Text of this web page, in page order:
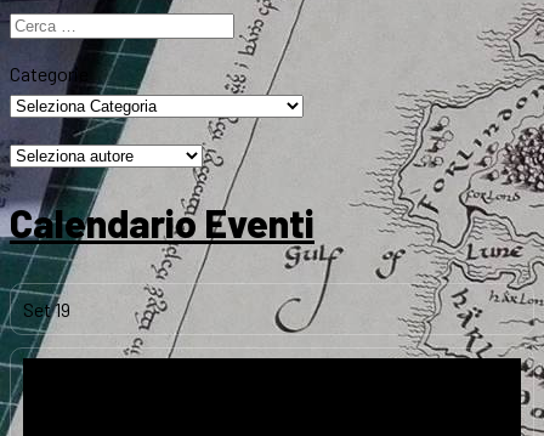
Ricerca
Categorie
Calendario Eventi
Set19